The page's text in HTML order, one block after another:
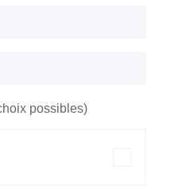
possibles)